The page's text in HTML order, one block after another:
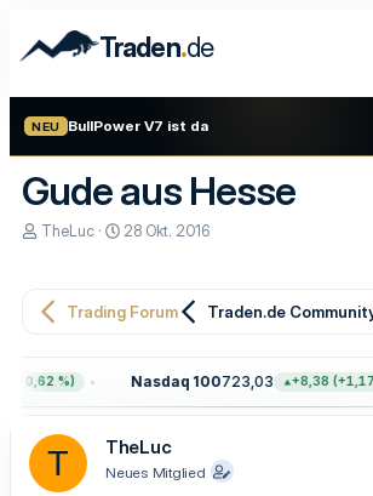
Traden.de
NEU BullPower V7 ist da
Gude aus Hesse
E
e
r
TheLuc
E
e
l
m
28 Okt. 2016
Trading Forum Traden.de
%) Nasdaq 100723,03 +8,38 (+1,17
T TheLuc
Neues Mitglied